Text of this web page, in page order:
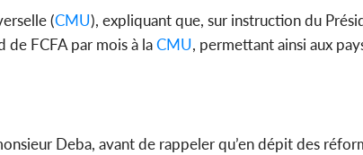
(CMU), expliquant que, sur instruction du
de FCFA par mois à laCMU, permettant ainsi aux
Deba, avant de rappeler qu’en dépit des